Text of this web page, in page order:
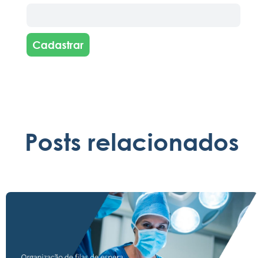
Cadastrar
Posts relacionados